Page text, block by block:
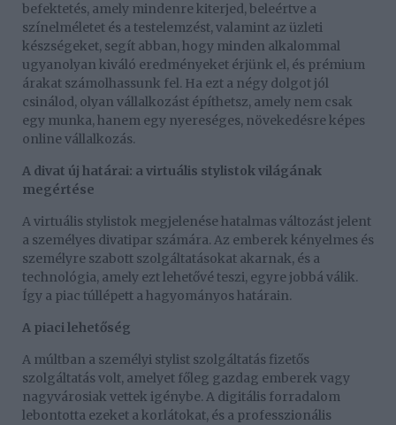
befektetés, amely mindenre kiterjed, beleértve a
színelméletet és a testelemzést, valamint az üzleti
készségeket, segít abban, hogy minden alkalommal
ugyanolyan kiváló eredményeket érjünk el, és prémium
árakat számolhassunk fel. Ha ezt a négy dolgot jól
csinálod, olyan vállalkozást építhetsz, amely nem csak
egy munka, hanem egy nyereséges, növekedésre képes
online vállalkozás.
A divat új határai: a virtuális stylistok világának
megértése
A virtuális stylistok megjelenése hatalmas változást jelent
a személyes divatipar számára. Az emberek kényelmes és
személyre szabott szolgáltatásokat akarnak, és a
technológia, amely ezt lehetővé teszi, egyre jobbá válik.
Így a piac túllépett a hagyományos határain.
A piaci lehetőség
A múltban a személyi stylist szolgáltatás fizetős
szolgáltatás volt, amelyet főleg gazdag emberek vagy
nagyvárosiak vettek igénybe. A digitális forradalom
lebontotta ezeket a korlátokat, és a professzionális